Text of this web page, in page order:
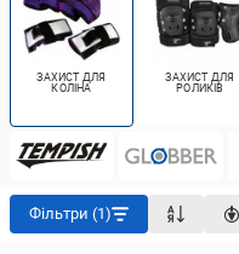
ЗАХИСТ ДЛЯ
КОЛІНА
ЗАХИСТ ДЛЯ
РОЛИКІВ
Фільтри (1)